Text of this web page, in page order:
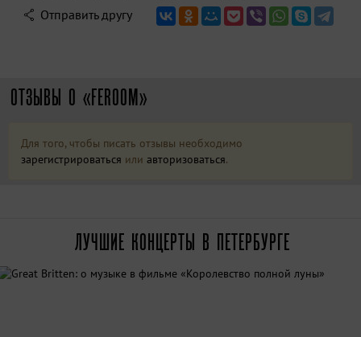
Отправить другу
ОТЗЫВЫ О «FEROOM»
Для того, чтобы писать отзывы необходимо
зарегистрироваться или авторизоваться.
ЛУЧШИЕ КОНЦЕРТЫ В ПЕТЕРБУРГЕ